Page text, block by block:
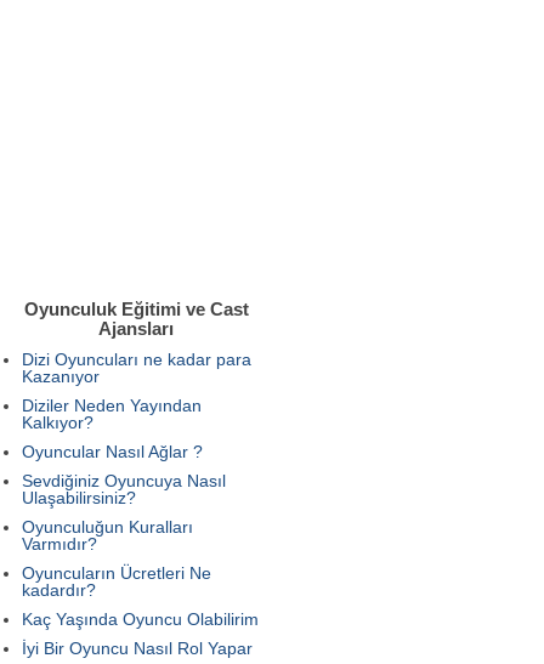
Oyunculuk Eğitimi ve Cast
Ajansları
Dizi Oyuncuları ne kadar para
Kazanıyor
Diziler Neden Yayından
Kalkıyor?
Oyuncular Nasıl Ağlar ?
Sevdiğiniz Oyuncuya Nasıl
Ulaşabilirsiniz?
Oyunculuğun Kuralları
Varmıdır?
Oyuncuların Ücretleri Ne
kadardır?
Kaç Yaşında Oyuncu Olabilirim
İyi Bir Oyuncu Nasıl Rol Yapar